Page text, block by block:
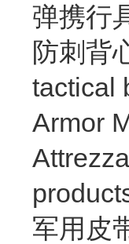
弹携行
防刺背
tactical
Armor
军用皮